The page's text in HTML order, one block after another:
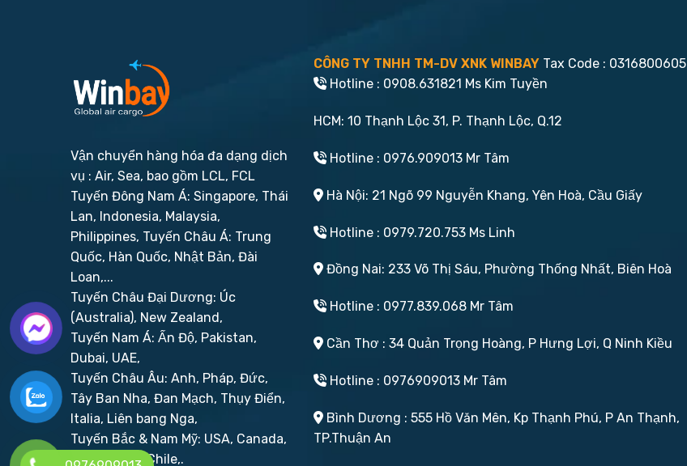
Vận chuyển hàng hóa đa dạng dịch
vụ : Air, Sea, bao gồm LCL, FCL
Tuyến Đông Nam Á: Singapore, Thái
Lan, Indonesia, Malaysia,
Philippines, Tuyến Châu Á: Trung
Quốc, Hàn Quốc, Nhật Bản, Đài
Loan,...
Tuyến Châu Đại Dương: Úc
(Australia), New Zealand,
Tuyến Nam Á: Ấn Độ, Pakistan,
Dubai, UAE,
Tuyến Châu Âu: Anh, Pháp, Đức,
Tây Ban Nha, Đan Mạch, Thụy Điển,
Italia, Liên bang Nga,
Tuyến Bắc & Nam Mỹ: USA, Canada,
Brazil, Peru, Chile,.
CÔNG TY TNHH TM-DV XNK WINBAY Tax Code : 0316800605
Hotline : 0908.631821 Ms Kim Tuyền
HCM: 10 Thạnh Lộc 31, P. Thạnh Lộc, Q.12
Hotline : 0976.909013 Mr Tâm
Hà Nội: 21 Ngõ 99 Nguyễn Khang, Yên Hoà, Cầu Giấy
Hotline : 0979.720.753 Ms Linh
Đồng Nai: 233 Võ Thị Sáu, Phường Thống Nhất, Biên Hoà
Hotline : 0977.839.068 Mr Tâm
Cần Thơ : 34 Quản Trọng Hoàng, P Hưng Lợi, Q Ninh Kiều
Hotline : 0976909013 Mr Tâm
Bình Dương : 555 Hồ Văn Mên, Kp Thạnh Phú, P An Thạnh,
TP.Thuận An